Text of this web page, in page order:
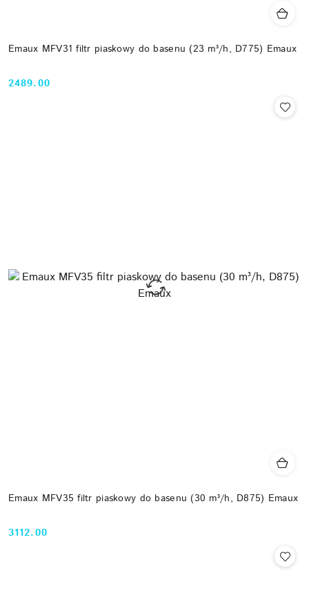
Emaux MFV31 filtr piaskowy do basenu (23 m³/h, D775) Emaux
Cena:
2489.00
Emaux MFV35 filtr piaskowy do basenu (30 m³/h, D875) Emaux
Cena:
3112.00